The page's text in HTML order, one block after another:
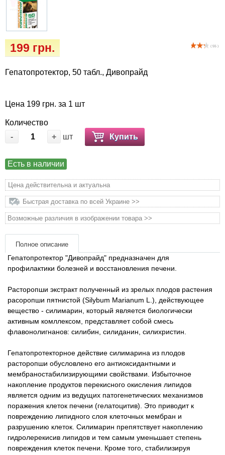
( 55 )
199 грн.
Гепатопротектор, 50 табл., Дивопрайд
Цена 199 грн. за 1 шт
Количество
-
+ шт Купить
Есть в наличии
Цена действительна и актуальна
Быстрая доставка по всей Украине >>
Возможные различия в изображении товара >>
Полное описание
Гепатопротектор "Дивопрайд" предназначен для
профилактики болезней и восстановления печени.
Расторопши экстракт полученный из зрелых плодов растения
расоропши пятнистой (Silybum Marianum L.), действующее
вещество - силимарин, который является биологически
активным комллексом, представляет собой смесь
флавонолигнанов: силибин, силиданин, силихристин.
Гепатопротекторное действие силимарина из плодов
расторопши обусловлено его антиоксидантными и
мембраностабилизирующими свойствами. Избыточное
накопление продуктов перекисного окисления липидов
является одним из ведущих патогенетических механизмов
поражения клеток печени (гелатоцитив). Это приводит к
повреждению липидного слоя клеточных мембран и
разрушению клеток. Силимарин препятствует накоплению
гидролерекисив липидов и тем самым уменьшает степень
повреждения клеток печени. Кроме того, стабилизируя
Лакомство и корма
Vet Diet Canine Wet – ветеринарные диеты
для собак
Лежаки, домики, охлаждая коврики
Миски, автокормушки, поилки
Одежда и обувь
Переноски, сумки, клетки
расходные материалы
Подарочные сертификаты
Товары для голубей
Товары для грызунов
Товары для лошадей
Товары для людей
Хозряд - хозтовары оптом
Архив / Снято с производства